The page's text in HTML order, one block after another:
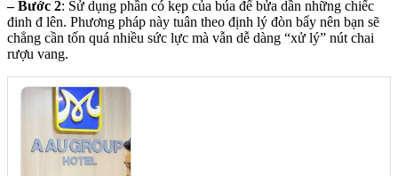
– Bước 2: Sử dụng phần có kẹp của búa để bửa dần những chiếc
đinh đ lên. Phương pháp này tuân theo định lý đòn bẩy nên bạn sẽ
chẳng cần tốn quá nhiều sức lực mà vẫn dễ dàng “xử lý” nút chai
rượu vang.